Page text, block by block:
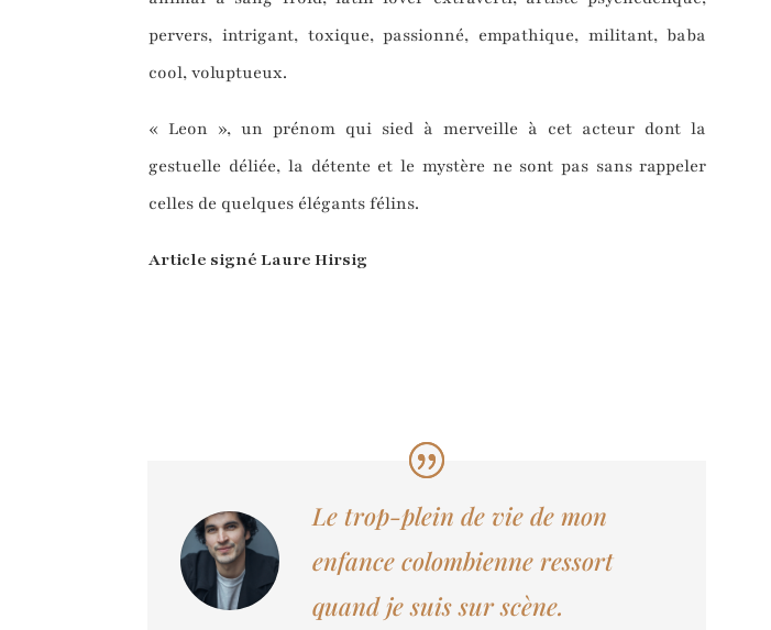
pervers, intrigant, toxique, passionné, empathique, militant, baba
cool, voluptueux.
« Leon », un prénom qui sied à merveille à cet acteur dont la
gestuelle déliée, la détente et le mystère ne sont pas sans rappeler
celles de quelques élégants félins.
Article signé Laure Hirsig
Le trop-plein de vie de mon
enfance colombienne ressort
quand je suis sur scène.